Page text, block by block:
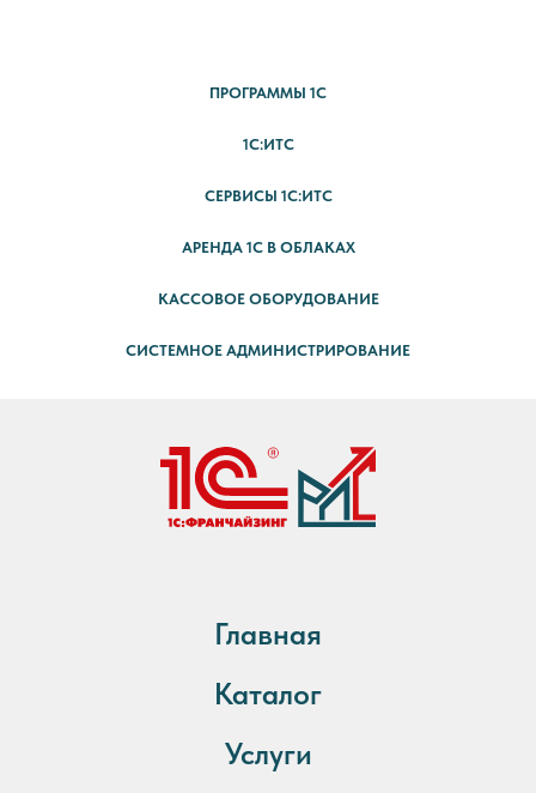
ПРОГРАММЫ 1С
1С:ИТС
СЕРВИСЫ 1С:ИТС
АРЕНДА 1С В ОБЛАКАХ
КАССОВОЕ ОБОРУДОВАНИЕ
СИСТЕМНОЕ АДМИНИСТРИРОВАНИЕ
Главная
Каталог
Услуги